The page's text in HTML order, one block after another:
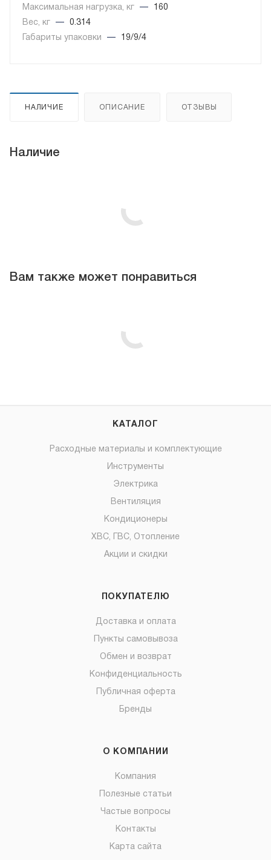
Максимальная нагрузка, кг
—
160
Вес, кг
—
0.314
Габариты упаковки
— 19/9/4
НАЛИЧИЕ ОПИСАНИЕ ОТЗЫВЫ
Наличие
Вам также может понравиться
КАТАЛОГ
Расходные материалы и комплектующие
Инструменты
Электрика
Вентиляция
Кондиционеры
ХВС, ГВС, Отопление
Акции и скидки
ПОКУПАТЕЛЮ
Доставка и оплата
Пункты самовывоза
Обмен и возврат
Конфиденциальность
Публичная оферта
Бренды
О КОМПАНИИ
Компания
Полезные статьи
Частые вопросы
Контакты
Карта сайта